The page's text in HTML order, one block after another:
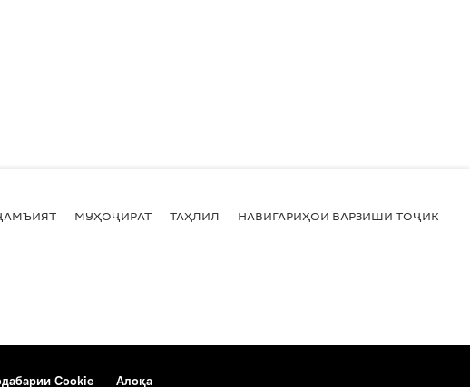
МУҲОҶИРАТ ТАҲЛИЛ НАВИГАРИҲОИ ВАРЗИШИ
Cookie Алоқа